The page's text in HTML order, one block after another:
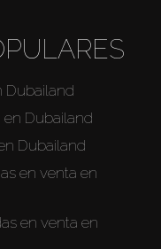
Dubailand
en Dubailand
Dubailand
en venta en
en venta en